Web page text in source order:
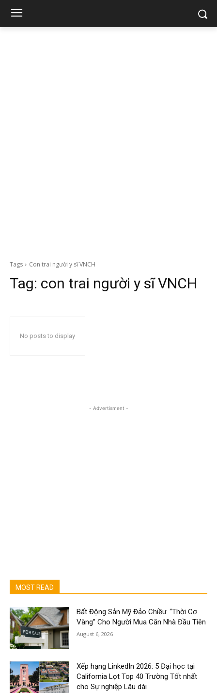
Tags Con trai người y sĩ VNCH
Tag: con trai người y sĩ VNCH
No posts to display
- Advertisment -
MOST READ
Bất Động Sản Mỹ Đảo Chiều: “Thời Cơ
Vàng” Cho Người Mua Căn Nhà Đầu Tiên
August 6, 2026
Xếp hạng LinkedIn 2026: 5 Đại học tại
California Lọt Top 40 Trường Tốt nhất
cho Sự nghiệp Lâu dài